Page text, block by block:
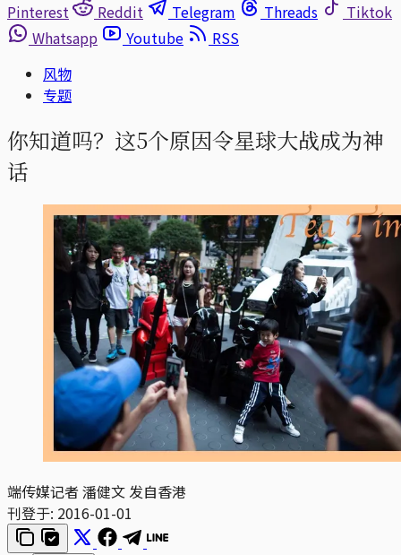
Pinterest
Reddit Telegram Threads
Tiktok
Whatsapp
Youtube
RSS
风物
专题
你知道吗？这5个原因令星球大战成为神
话
端传媒记者 潘健文 发自香港
刊登于: 2016-01-01